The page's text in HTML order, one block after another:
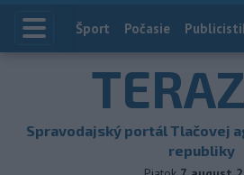
Index
Šport Počasie
TERAZ
Spravodajský portál Tlačovej
republiky